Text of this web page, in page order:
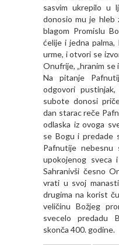
sasvim ukrepilo u
donosio mu je hleb
blagom Promislu
ćelije i jedna
urme, i otvori se
Onufrije, „hranim se
Na pitanje
odgovori
subote donosi
dan starac reče
odlaska iz ovoga
se Bogu i predade
Pafnutije
upokojenog sveca
Sahranivši česno
vrati u svoj
drugima na korist
veličinu Božjeg
svecelo predadu
skonča 400. godine.